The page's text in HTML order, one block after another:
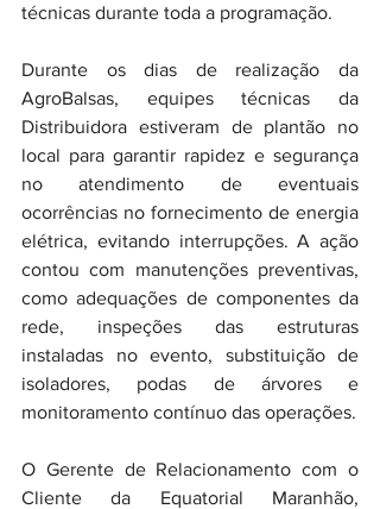
técnicas durante toda a programação.
Durante os dias de realização da
AgroBalsas, equipes técnicas da
Distribuidora estiveram de plantão no
local para garantir rapidez e segurança
no atendimento de eventuais
ocorrências no fornecimento de energia
elétrica, evitando interrupções. A ação
contou com manutenções preventivas,
como adequações de componentes da
rede, inspeções das estruturas
instaladas no evento, substituição de
isoladores, podas de árvores e
monitoramento contínuo das operações.
O Gerente de Relacionamento com o
Cliente da Equatorial Maranhão,